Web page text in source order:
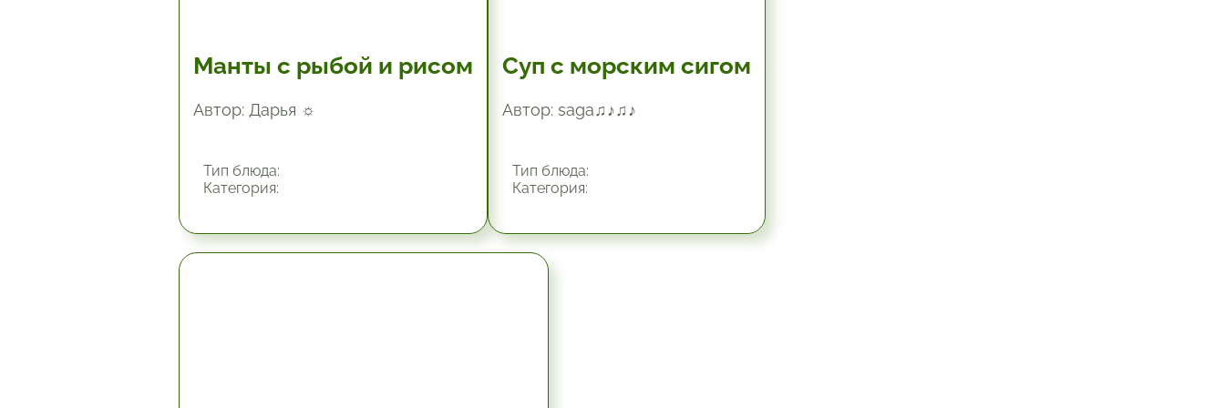
Манты с рыбой и рисом
Автор: Дарья ☼
Тип блюда:
Категория:
Суп с морским сигом
Автор: saga♫♪♫♪
Тип блюда:
Категория: